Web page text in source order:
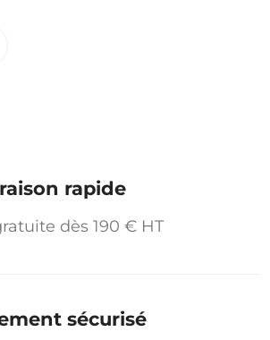
rapide
dès 190 € HT
sécurisé